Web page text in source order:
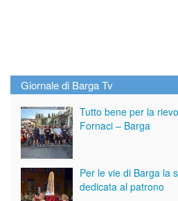
Giornale di Barga Tv
Tutto bene per la
Fornaci – Barga
Per le vie di Barga la
dedicata al patrono